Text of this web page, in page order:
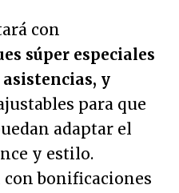
con
súper especiales
y
para que
adaptar el
y estilo.
bonificaciones